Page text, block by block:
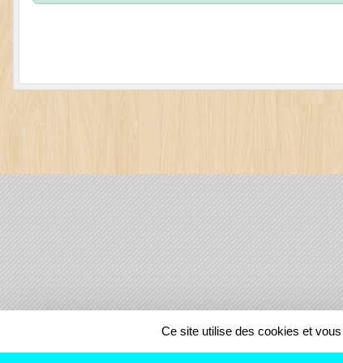
REGIONS
Ce site utilise des cookies et